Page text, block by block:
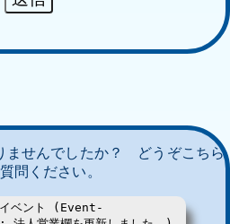
ませんでしたか？ どうぞこちら
問ください。